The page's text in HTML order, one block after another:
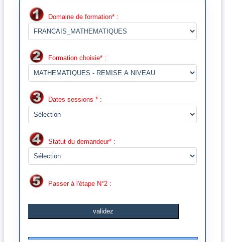
SATISFACTION
Domaine de formation* :
Formation choisie* :
Dates sessions * :
Statut du demandeur* :
Passer à l'étape N°2 :
validez